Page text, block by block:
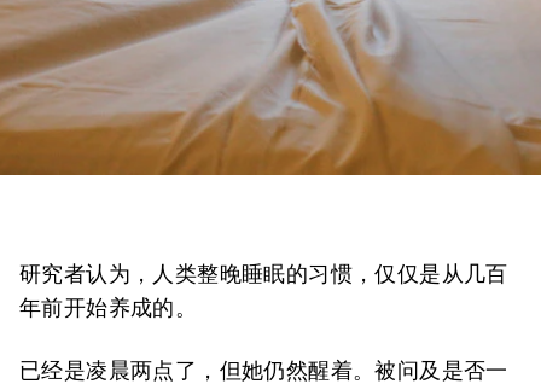
研究者认为，人类整晚睡眠的习惯，仅仅是从几百
年前开始养成的。
已经是凌晨两点了，但她仍然醒着。被问及是否一